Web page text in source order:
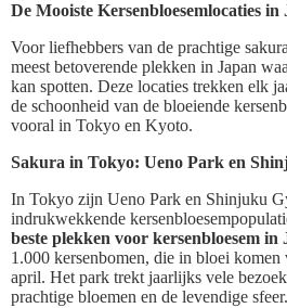
De Mooiste Kersenbloesemlocaties in
Voor liefhebbers van de prachtige
meest betoverende plekken in Japan
kan spotten. Deze locaties trekken elk
de schoonheid van de bloeiende
vooral in Tokyo en Kyoto.
Sakura in Tokyo: Ueno Park en
In Tokyo zijn Ueno Park en Shinjuku
indrukwekkende
beste plekken voor kersenbloesem in
1.000 kersenbomen, die in bloei komen
april. Het park trekt jaarlijks vele
prachtige bloemen en de levendige sfeer.